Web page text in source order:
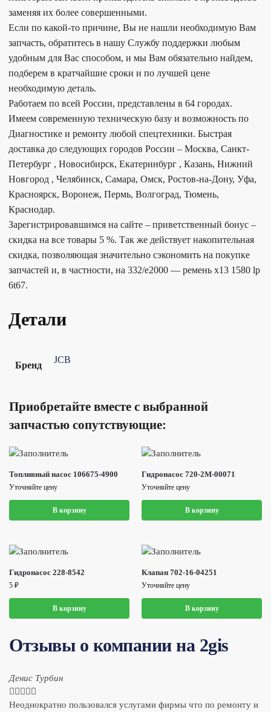
заменяя их более совершенными.
Если по какой-то причине, Вы не нашли необходимую Вам
запчасть, обратитесь в нашу Службу поддержки любым
удобным для Вас способом, и мы Вам обязательно найдем,
подберем в кратчайшие сроки и по лучшей цене
необходимую деталь.
Работаем по всей России, представлены в 64 городах.
Имеем современную техническую базу и возможность по
Диагностике и ремонту любой спецтехники. Быстрая
доставка до следующих городов России – Москва, Санкт-
Петербург , Новосибирск, Екатеринбург , Казань, Нижний
Новгород , Челябинск, Самара, Омск, Ростов-на-Дону, Уфа,
Красноярск, Воронеж, Пермь, Волгоград, Тюмень,
Краснодар.
Зарегистрировавшимся на сайте – приветственный бонус –
скидка на все товары 5 %. Так же действует накопительная
скидка, позволяющая значительно сэкономить на покупке
запчастей и, в частности, на 332/e2000 — ремень x13 1580 lp
6t67.
Детали
Бренд
JCB
Приобретайте вместе с выбранной
запчастью сопутствующие:
Топливный насос 106675-4900
Уточняйте цену
В корзину
Гидронасос 720-2M-00071
Уточняйте цену
В корзину
Гидронасос 228-8542
5 ₽
В корзину
Клапан 702-16-04251
Уточняйте цену
В корзину
Отзывы о компании на 2gis
Денис Турбин
    
Неоднократно пользовался услугами фирмы что по ремонту и